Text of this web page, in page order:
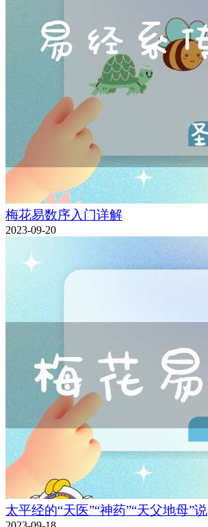
梅花易数序入门详解
2023-09-20
太平经的“天医”“神药”“天父地母”说